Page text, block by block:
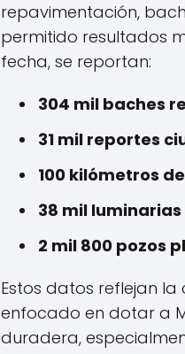
repavimentación,
permitido resultados
fecha, se reportan:
304 mil baches
31 mil reportes
100 kilómetros
38 mil luminarias
2 mil 800 pozos
Estos datos reflejan
enfocado en dotar a
duradera,